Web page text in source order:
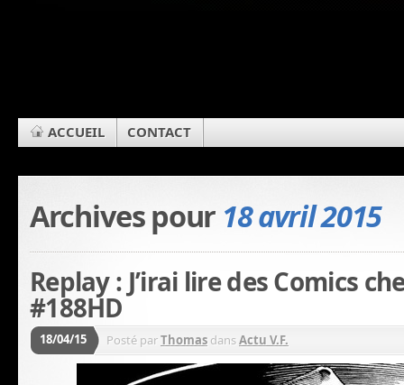
ACCUEIL CONTACT
Archives pour 18 avril 2015
Replay : J’irai lire des Comics
#188HD
18/04/15 Posté parThomas dansActu V.F.